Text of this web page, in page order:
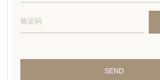
验证码
SEND